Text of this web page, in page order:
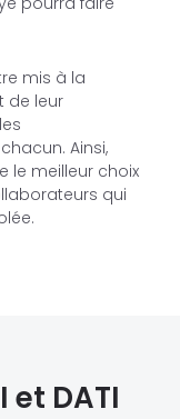
mis à la
de leur
Ainsi,
le meilleur choix
qui
et DATI